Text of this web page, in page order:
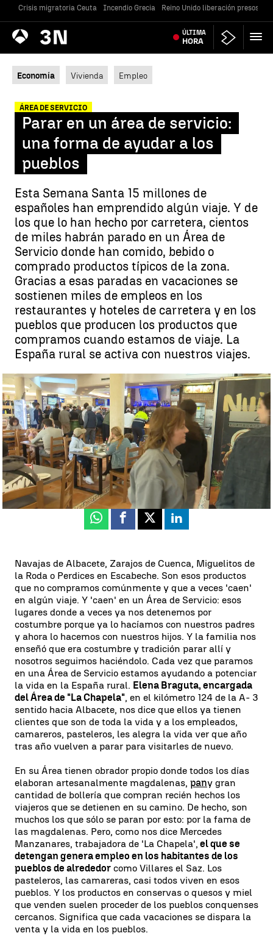
Crisis migratoria Ceuta Incendio Grecia Reino Unido liberación presos
Antena
3 Noticias ÚLTIMA
HORA
Economía Vivienda Empleo
ÁREA DE SERVICIO
Parar en un área de servicio:
una forma de ayudar a los
pueblos
Esta Semana Santa 15 millones de
españoles han emprendido algún viaje. Y de
los que lo han hecho por carretera, cientos
de miles habrán parado en un Área de
Servicio donde han comido, bebido o
comprado productos típicos de la zona.
Gracias a esas paradas en vacaciones se
sostienen miles de empleos en los
restaurantes y hoteles de carretera y en los
pueblos que producen los productos que
compramos cuando estamos de viaje. La
España rural se activa con nuestros viajes.
Parar en un Área de Servicio: una forma de ayudar a los pueblos |
Antena 3 Noticias
Silvia García
Publicado: 19 de abril de 2025, 18:14
Whatsapp
Facebook
X Linkedin
Navajas de Albacete, Zarajos de Cuenca, Miguelitos de
la Roda o Perdices en Escabeche. Son esos productos
que no compramos comúnmente y que a veces 'caen'
en algún viaje. Y 'caen' en un Área de Servicio: esos
lugares donde a veces ya nos detenemos por
costumbre porque ya lo hacíamos con nuestros padres
y ahora lo hacemos con nuestros hijos. Y la familia nos
enseñó que era costumbre y tradición parar allí y
nosotros seguimos haciéndolo. Cada vez que paramos
en una Área de Servicio estamos ayudando a potenciar
la vida en la España rural. Elena Braguta, encargada
del Área de "La Chapela", en el kilómetro 124 de la A- 3
sentido hacia Albacete, nos dice que ellos ya tienen
clientes que son de toda la vida y a los empleados,
camareros, pasteleros, les alegra la vida ver que año
tras año vuelven a parar para visitarles de nuevo.
En su Área tienen obrador propio donde todos los días
elaboran artesanalmente magdalenas, pany gran
cantidad de bollería que compran recién hechos los
viajeros que se detienen en su camino. De hecho, son
muchos los que sólo se paran por esto: por la fama de
las magdalenas. Pero, como nos dice Mercedes
Manzanares, trabajadora de 'La Chapela', el que se
detengan genera empleo en los habitantes de los
pueblos de alrededor como Villares el Saz. Los
pasteleros, las camareras, casi todos viven en esos
pueblos. Y los productos en conservas o quesos y miel
que venden suelen proceder de los pueblos conquenses
cercanos. Significa que cada vacaciones se dispara la
venta y la vida en los pueblos.